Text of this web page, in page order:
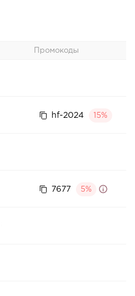
Промокоды
hf-2024 15%
7677 5%